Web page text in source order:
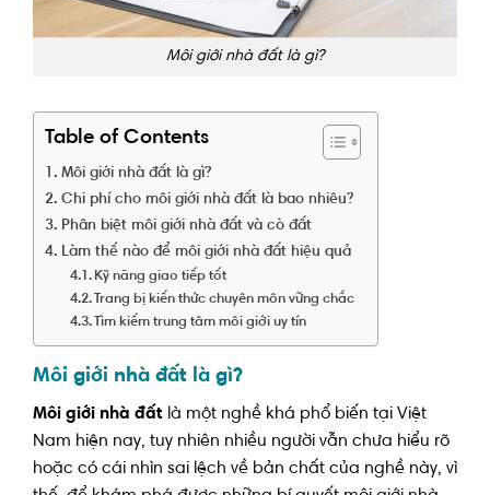
Môi giới nhà đất là gì?
Table of Contents
Môi giới nhà đất là gì?
Chi phí cho môi giới nhà đất là bao nhiêu?
Phân biệt môi giới nhà đất và cò đất
Làm thế nào để môi giới nhà đất hiệu quả
Kỹ năng giao tiếp tốt
Trang bị kiến thức chuyên môn vững chắc
Tìm kiếm trung tâm môi giới uy tín
Môi giới nhà đất là gì?
Môi giới nhà đất là một nghề khá phổ biến tại Việt
Nam hiện nay, tuy nhiên nhiều người vẫn chưa hiểu rõ
hoặc có cái nhìn sai lệch về bản chất của nghề này, vì